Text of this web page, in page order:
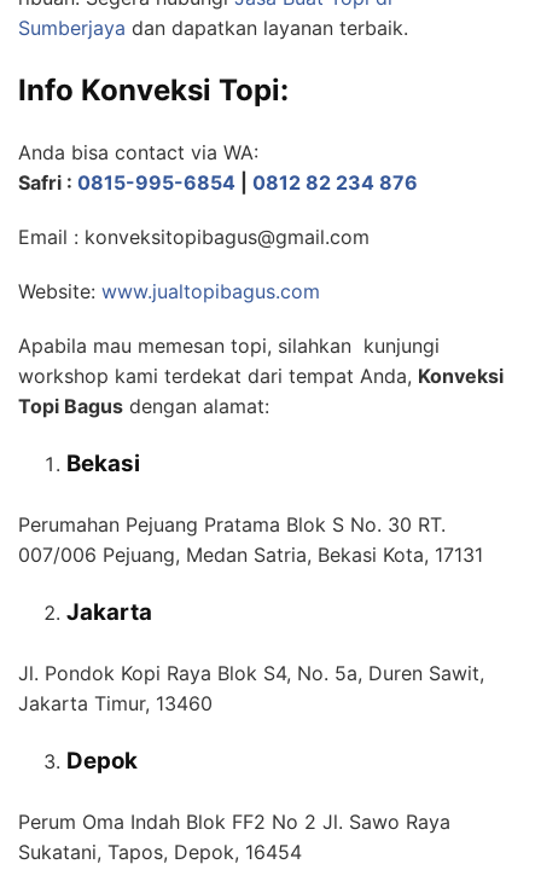
Sumberjaya dan dapatkan layanan terbaik.
Info Konveksi Topi:
Anda bisa contact via WA:
Safri : 0815-995-6854 0812 82 234 876
Email : konveksitopibagus@gmail.com
Website: www.jualtopibagus.com
Apabila mau memesan topi, silahkan kunjungi
workshop kami terdekat dari tempat Anda, Konveksi
Topi Bagus dengan alamat:
Bekasi
Perumahan Pejuang Pratama Blok S No. 30 RT.
007/006 Pejuang, Medan Satria, Bekasi Kota, 17131
Jakarta
Jl. Pondok Kopi Raya Blok S4, No. 5a, Duren Sawit,
Jakarta Timur, 13460
Depok
Perum Oma Indah Blok FF2 No 2 Jl. Sawo Raya
Sukatani, Tapos, Depok, 16454